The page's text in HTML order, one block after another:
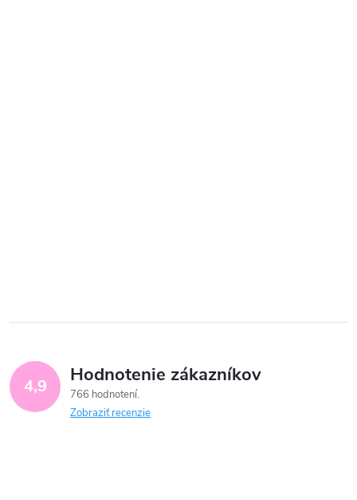
4,9 Hodnotenie zákazníkov
766 hodnotení
Zobraziť recenzie